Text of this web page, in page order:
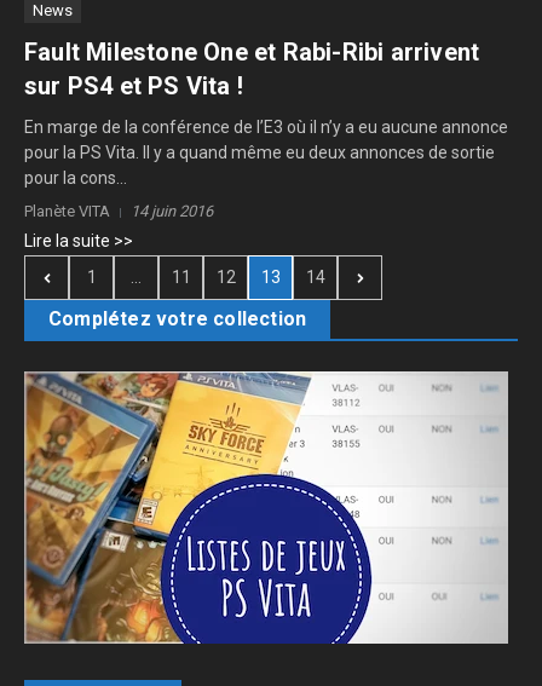
News
Fault Milestone One et Rabi-Ribi arrivent
sur PS4 et PS Vita !
En marge de la conférence de l’E3 où il n’y a eu aucune annonce
pour la PS Vita. Il y a quand même eu deux annonces de sortie
pour la cons...
Planète VITA 14 juin 2016
Lire la suite >>
1
... 11 12 13 14
Complétez votre collection